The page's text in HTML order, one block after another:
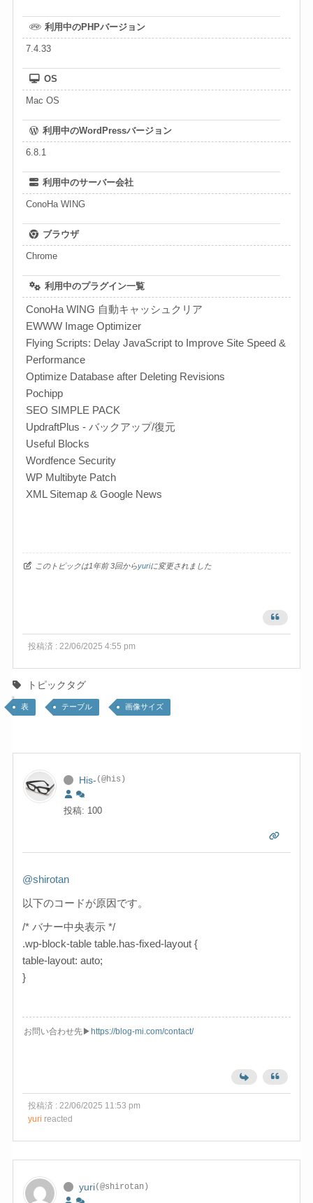
利用中のPHPバージョン
7.4.33
OS
Mac OS
利用中のWordPressバージョン
6.8.1
利用中のサーバー会社
ConoHa WING
ブラウザ
Chrome
利用中のプラグイン一覧
ConoHa WING 自動キャッシュクリア
EWWW Image Optimizer
Flying Scripts: Delay JavaScript to Improve Site Speed &
Performance
Optimize Database after Deleting Revisions
Pochipp
SEO SIMPLE PACK
UpdraftPlus - バックアップ/復元
Useful Blocks
Wordfence Security
WP Multibyte Patch
XML Sitemap & Google News
このトピックは1年前 3回からyuriに変更されました
投稿済 : 22/06/2025 4:55 pm
トピックタグ
表 テーブル 画像サイズ
His- (@his)
投稿: 100
@shirotan
以下のコードが原因です。
/* バナー中央表示 */
.wp-block-table table.has-fixed-layout {
table-layout: auto;
}
お問い合わせ先▶︎ https://blog-mi.com/contact/
投稿済 : 22/06/2025 11:53 pm
yuri reacted
yuri(@shirotan)